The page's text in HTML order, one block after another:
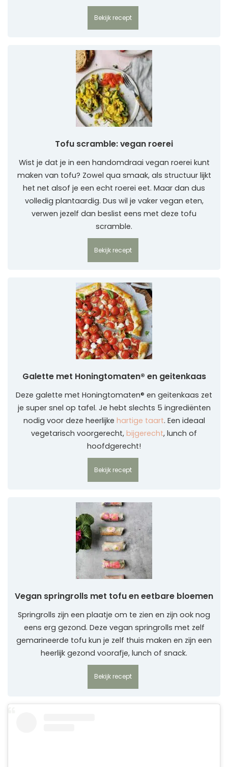
Bekijk recept
Tofu scramble: vegan roerei
Wist je dat je in een handomdraai vegan roerei kunt
maken van tofu? Zowel qua smaak, als structuur lijkt
het net alsof je een echt roerei eet. Maar dan dus
volledig plantaardig. Dus wil je vaker vegan eten,
verwen jezelf dan beslist eens met deze tofu
scramble.
Bekijk recept
Galette met Honingtomaten® en geitenkaas
Deze galette met Honingtomaten® en geitenkaas zet
je super snel op tafel. Je hebt slechts 5 ingrediënten
nodig voor deze heerlijke hartige taart. Een ideaal
vegetarisch voorgerecht, bijgerecht, lunch of
hoofdgerecht!
Bekijk recept
Vegan springrolls met tofu en eetbare bloemen
Springrolls zijn een plaatje om te zien en zijn ook nog
eens erg gezond. Deze vegan springrolls met zelf
gemarineerde tofu kun je zelf thuis maken en zijn een
heerlijk gezond voorafje, lunch of snack.
Bekijk recept